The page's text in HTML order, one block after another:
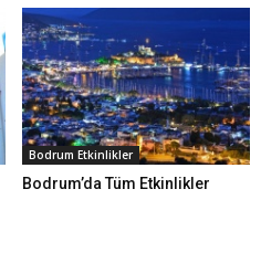
Bodrum Etkinlikler
Bodrum’da Tüm Etkinlikler